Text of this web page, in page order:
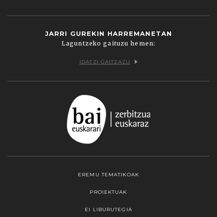
JARRI GUREKIN HARREMANETAN
Laguntzeko gaituzu hemen:
IDATZI GAITZAZU
EREMU TEMATIKOAK
PROIEKTUAK
EI LIBURUTEGIA